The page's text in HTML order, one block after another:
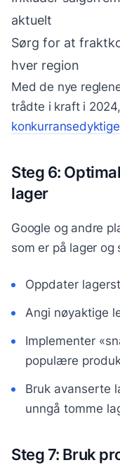
aktuelt
Sørg for at
hver region
Med de nye
trådte i kraft i
Steg 6:
lager
Google og andre
som er på lager og
Oppdater
Angi nøyaktige
Implementer
populære
Bruk avanserte
unngå tomme
Steg 7: Bruk